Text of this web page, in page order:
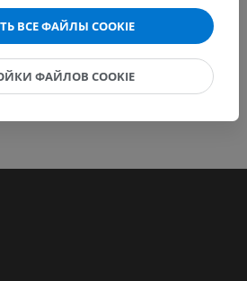
ВСЕ ФАЙЛЫ COOKIE
ФАЙЛОВ COOKIE